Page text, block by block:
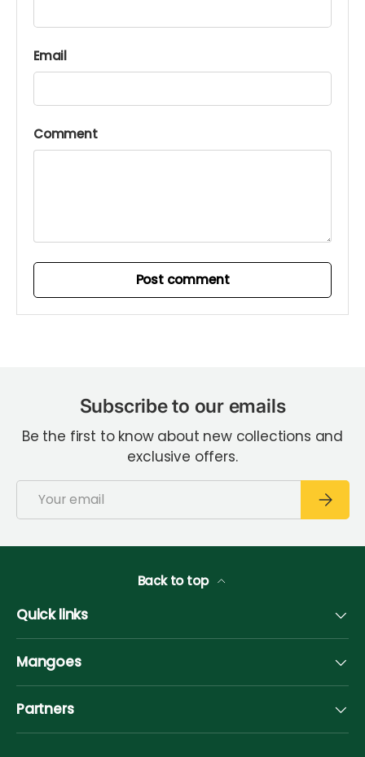
Email
Comment
Post comment
Subscribe to our emails
Be the first to know about new collections and
exclusive offers.
Email
Back to top
Quick links
Mangoes
Partners